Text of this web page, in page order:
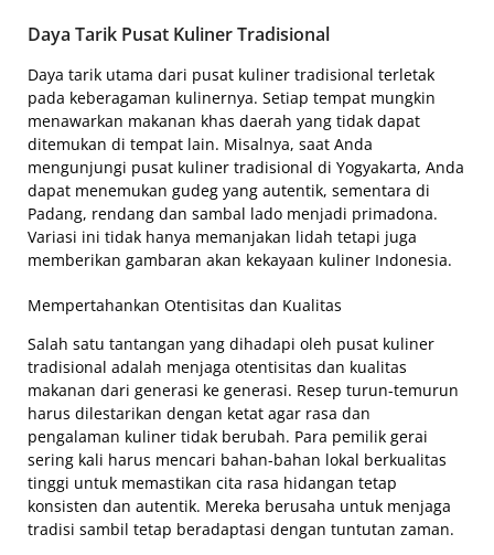
Daya Tarik Pusat Kuliner Tradisional
Daya tarik utama dari pusat kuliner tradisional terletak
pada keberagaman kulinernya. Setiap tempat mungkin
menawarkan makanan khas daerah yang tidak dapat
ditemukan di tempat lain. Misalnya, saat Anda
mengunjungi pusat kuliner tradisional di Yogyakarta, Anda
dapat menemukan gudeg yang autentik, sementara di
Padang, rendang dan sambal lado menjadi primadona.
Variasi ini tidak hanya memanjakan lidah tetapi juga
memberikan gambaran akan kekayaan kuliner Indonesia.
Mempertahankan Otentisitas dan Kualitas
Salah satu tantangan yang dihadapi oleh pusat kuliner
tradisional adalah menjaga otentisitas dan kualitas
makanan dari generasi ke generasi. Resep turun-temurun
harus dilestarikan dengan ketat agar rasa dan
pengalaman kuliner tidak berubah. Para pemilik gerai
sering kali harus mencari bahan-bahan lokal berkualitas
tinggi untuk memastikan cita rasa hidangan tetap
konsisten dan autentik. Mereka berusaha untuk menjaga
tradisi sambil tetap beradaptasi dengan tuntutan zaman.